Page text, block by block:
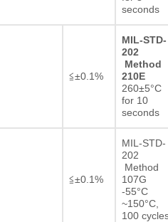
seconds
≦±0.1%
MIL-STD-
202
Method
210E
260±5°C
for 10
seconds
≦±0.1%
MIL-STD-
202
Method
107G
-55°C
~150°C,
100